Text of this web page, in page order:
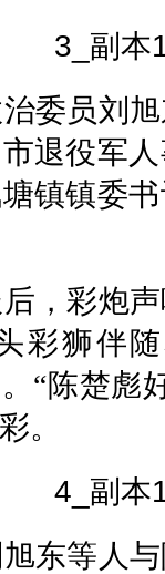
委员刘
退役军
镇镇委
，彩炮
彩狮伴
“陈楚彪
。
东等人